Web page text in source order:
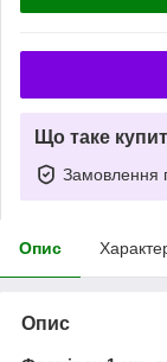
Що таке
Замовлення
Опис
Опис